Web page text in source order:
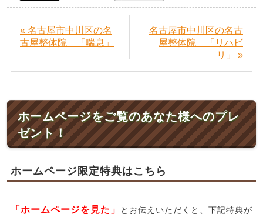
« 名古屋市中川区の名
古屋整体院 「喘息」
名古屋市中川区の名古
屋整体院 「リハビ
リ」 »
ホームページをご覧のあなた様へのプレ
ゼント！
ホームページ限定特典はこちら
「ホームページを見た」
とお伝えいただくと、下記特典が